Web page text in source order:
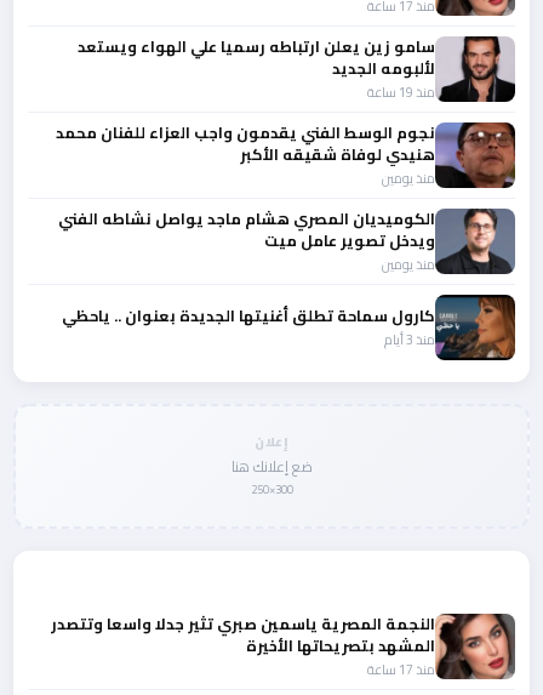
منذ 17 ساعة
سامو زين يعلن ارتباطه رسميا علي الهواء ويستعد
لألبومه الجديد
منذ 19 ساعة
نجوم الوسط الفني يقدمون واجب العزاء للفنان محمد
هنيدي لوفاة شقيقه الأكبر
منذ يومين
الكوميديان المصري هشام ماجد يواصل نشاطه الفني
ويدخل تصوير عامل ميت
منذ يومين
كارول سماحة تطلق أغنيتها الجديدة بعنوان .. ياحظي
منذ 3 أيام
إعلان
ضع إعلانك هنا
300×250
النجمة المصرية ياسمين صبري تثير جدلا واسعا وتتصدر
المشهد بتصريحاتها الأخيرة
منذ 17 ساعة